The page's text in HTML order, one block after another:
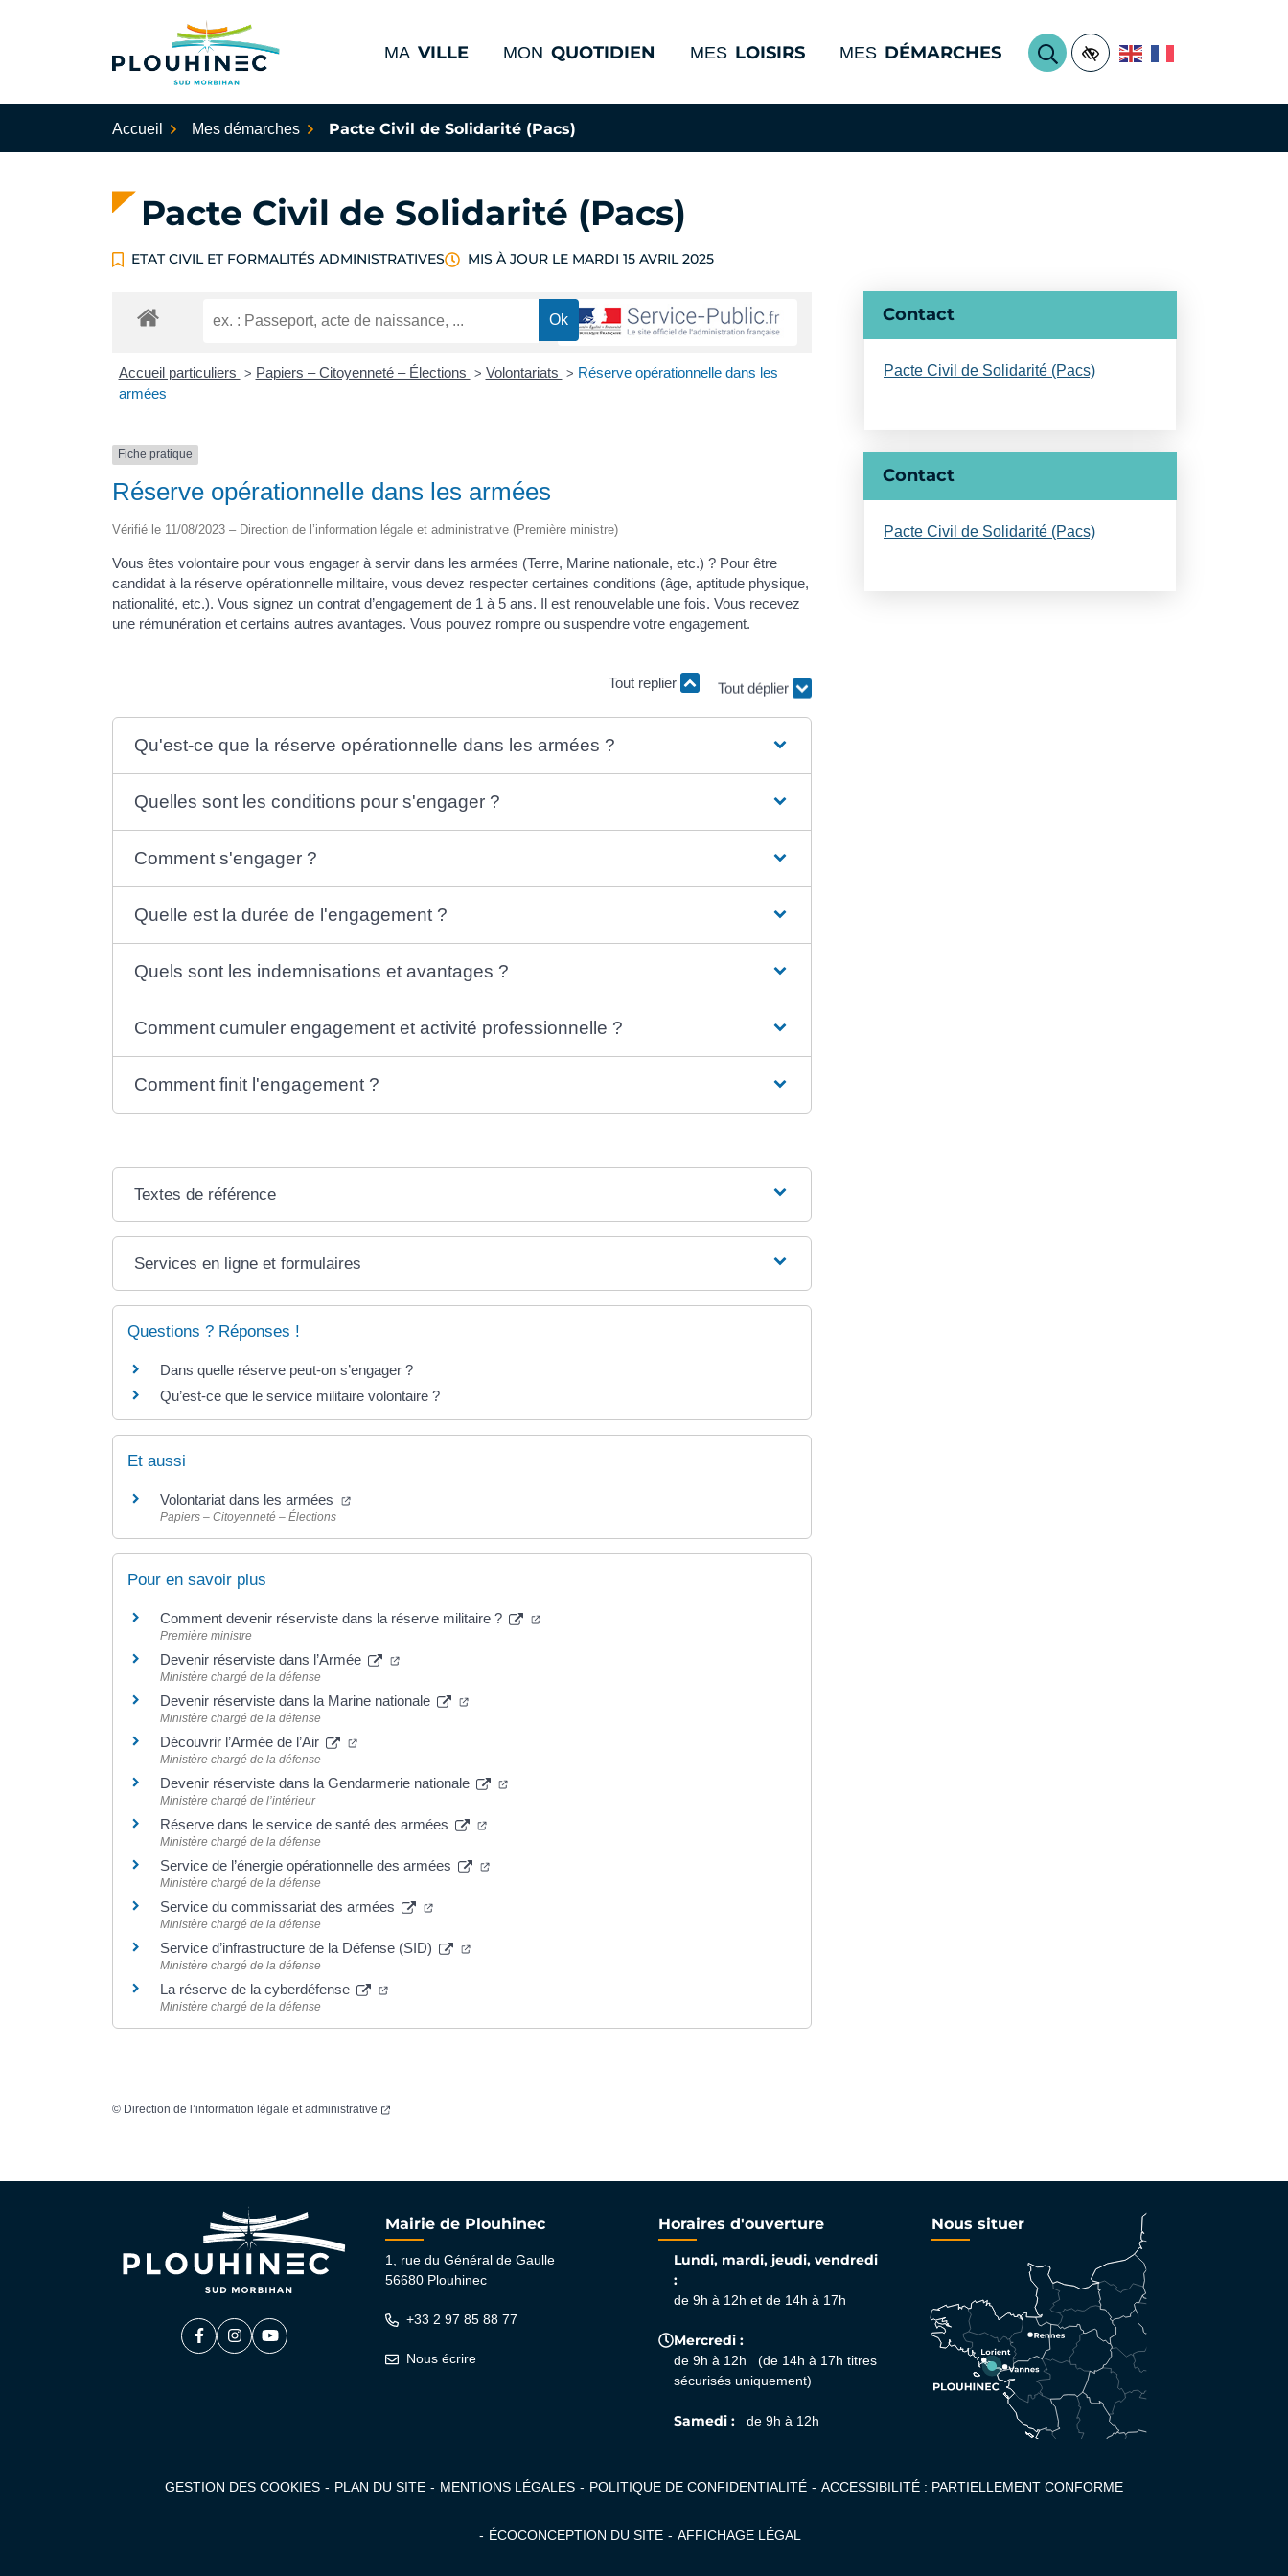
Plouhinec Sud Morbihan
MA VILLE MON QUOTIDIEN MES LOISIRS MES DÉMARCHES
RECHERCHER
Accessibilité
Accueil Mes démarches Pacte Civil de Solidarité (Pacs)
Pacte Civil de Solidarité (Pacs)
ETAT CIVIL ET FORMALITÉS ADMINISTRATIVES MIS À JOUR LE MARDI 15 AVRIL 2025
Accueil particuliers > Papiers – Citoyenneté – Élections > Volontariats > Réserve opérationnelle dans les
armées
Fiche pratique
Réserve opérationnelle dans les armées
Vérifié le 11/08/2023 – Direction de l’information légale et administrative (Première ministre)
Vous êtes volontaire pour vous engager à servir dans les armées (Terre, Marine nationale, etc.) ? Pour être
candidat à la réserve opérationnelle militaire, vous devez respecter certaines conditions (âge, aptitude physique,
nationalité, etc.). Vous signez un contrat d’engagement de 1 à 5 ans. Il est renouvelable une fois. Vous recevez
une rémunération et certains autres avantages. Vous pouvez rompre ou suspendre votre engagement.
Tout replier
Tout déplier
Qu'est-ce que la réserve opérationnelle dans les armées ?
Quelles sont les conditions pour s'engager ?
Comment s'engager ?
Quelle est la durée de l'engagement ?
Quels sont les indemnisations et avantages ?
Comment cumuler engagement et activité professionnelle ?
Comment finit l'engagement ?
Textes de référence
Services en ligne et formulaires
Questions ? Réponses !
Dans quelle réserve peut-on s’engager ?
Qu’est-ce que le service militaire volontaire ?
Et aussi
Volontariat dans les armées (ouverture dans un nouvel onglet)
Papiers – Citoyenneté – Élections
Pour en savoir plus
Comment devenir réserviste dans la réserve militaire ? (ouverture dans un nouvel onglet)
Première ministre
Devenir réserviste dans l’Armée (ouverture dans un nouvel onglet)
Ministère chargé de la défense
Devenir réserviste dans la Marine nationale (ouverture dans un nouvel onglet)
Ministère chargé de la défense
Découvrir l’Armée de l’Air (ouverture dans un nouvel onglet)
Ministère chargé de la défense
Devenir réserviste dans la Gendarmerie nationale (ouverture dans un nouvel onglet)
Ministère chargé de l’intérieur
Réserve dans le service de santé des armées (ouverture dans un nouvel onglet)
Ministère chargé de la défense
Service de l’énergie opérationnelle des armées (ouverture dans un nouvel onglet)
Ministère chargé de la défense
Service du commissariat des armées (ouverture dans un nouvel onglet)
Ministère chargé de la défense
Service d’infrastructure de la Défense (SID) (ouverture dans un nouvel onglet)
Ministère chargé de la défense
La réserve de la cyberdéfense (ouverture dans un nouvel onglet)
Ministère chargé de la défense
© Direction de l’information légale et administrative (ouverture dans un nouvel onglet)
Informations
Contact
Pacte Civil de Solidarité (Pacs)
Contact
Pacte Civil de Solidarité (Pacs)
Facebook
(ouverture dans un nouvel onglet)
Instagram
(ouverture dans un nouvel onglet)
YouTube
(ouverture dans un nouvel onglet)
Mairie de Plouhinec
1, rue du Général de Gaulle
56680 Plouhinec
+33 2 97 85 88 77
Nous écrire
Horaires d'ouverture
Lundi, mardi, jeudi, vendredi
:
de 9h à 12h et de 14h à 17h
Mercredi :
de 9h à 12h (de 14h à 17h titres
sécurisés uniquement)
Samedi : de 9h à 12h
Nous situer
GESTION DES COOKIES PLAN DU SITE MENTIONS LÉGALES POLITIQUE DE CONFIDENTIALITÉ ACCESSIBILITÉ : PARTIELLEMENT CONFORME
ÉCOCONCEPTION DU SITE AFFICHAGE LÉGAL